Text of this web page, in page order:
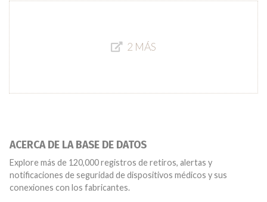
2 MÁS
ACERCA DE LA BASE DE DATOS
Explore más de 120,000 registros de retiros, alertas y
notificaciones de seguridad de dispositivos médicos y sus
conexiones con los fabricantes.